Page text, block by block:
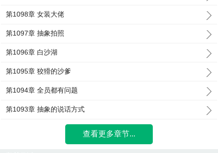
第1098章 女装大佬
第1097章 抽象拍照
第1096章 白沙湖
第1095章 狡猾的沙爹
第1094章 全员都有问题
第1093章 抽象的说话方式
查看更多章节...